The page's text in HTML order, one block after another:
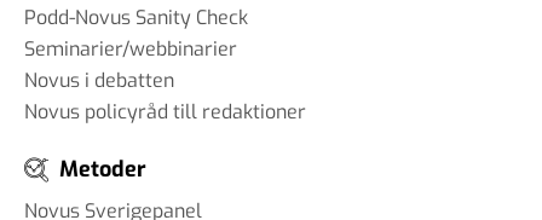
Podd-Novus Sanity Check
Seminarier/webbinarier
Novus i debatten
Novus policyråd till redaktioner
Metoder
Novus Sverigepanel